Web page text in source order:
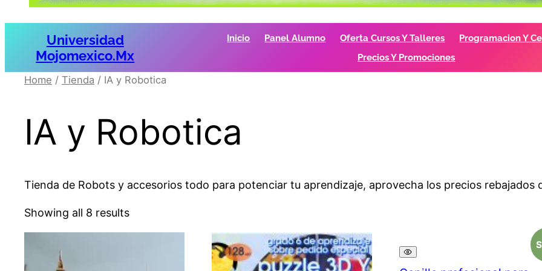
Universidad
Mojomexico.mx
Inicio Panel Alumno Oferta Cursos Y Talleres
Programacion Y
Precios Y Promociones
Home / Tienda / IA y Robotica
IA y Robotica
Tienda de Robots y accesorios todo para potenciar tu aprendizaje, aprovecha los precios rebajados
Showing all 8 results